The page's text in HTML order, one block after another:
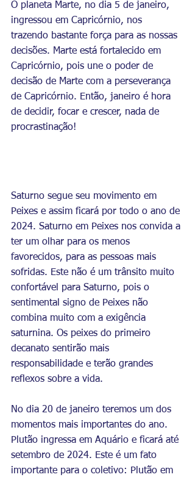
O planeta Marte, no dia 5 de janeiro,
ingressou em Capricórnio, nos
trazendo bastante força para as nossas
decisões. Marte está fortalecido em
Capricórnio, pois une o poder de
decisão de Marte com a perseverança
de Capricórnio. Então, janeiro é hora
de decidir, focar e crescer, nada de
procrastinação!
Saturno segue seu movimento em
Peixes e assim ficará por todo o ano de
2024. Saturno em Peixes nos convida a
ter um olhar para os menos
favorecidos, para as pessoas mais
sofridas. Este não é um trânsito muito
confortável para Saturno, pois o
sentimental signo de Peixes não
combina muito com a exigência
saturnina. Os peixes do primeiro
decanato sentirão mais
responsabilidade e terão grandes
reflexos sobre a vida.
No dia 20 de janeiro teremos um dos
momentos mais importantes do ano.
Plutão ingressa em Aquário e ficará até
setembro de 2024. Este é um fato
importante para o coletivo: Plutão em